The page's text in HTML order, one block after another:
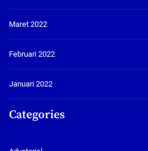
Maret 2022
Februari 2022
Januari 2022
Categories